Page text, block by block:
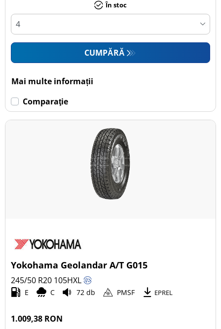
În stoc
CUMPĂRĂ
Mai multe informații
Comparaţie
Yokohama Geolandar A/T G015
245/50 R20 105HXL
E C 72 db PMSF EPREL
1.009,38 RON